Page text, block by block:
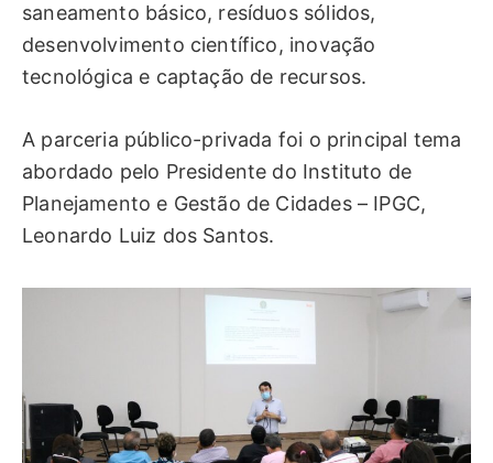
saneamento básico, resíduos sólidos,
desenvolvimento científico, inovação
tecnológica e captação de recursos.
A parceria público-privada foi o principal tema
abordado pelo Presidente do Instituto de
Planejamento e Gestão de Cidades – IPGC,
Leonardo Luiz dos Santos.